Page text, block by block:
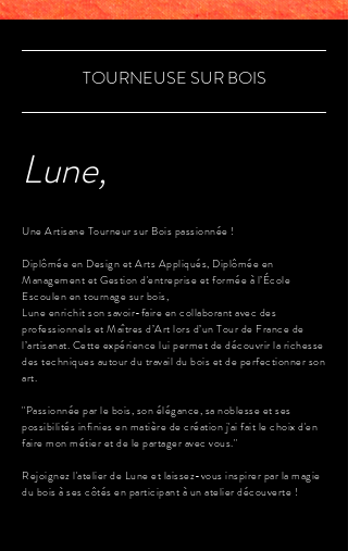
TOURNEUSE SUR BOIS
Lune,
Une Artisane Tourneur sur Bois passionnée !
Diplômée en Design et Arts Appliqués, Diplômée en
Management et Gestion d'entreprise et formée à l’École
Escoulen en tournage sur bois,
Lune enrichit son savoir-faire en collaborant avec des
professionnels et Maîtres d’Art lors d’un Tour de France de
l’artisanat. Cette expérience lui permet de découvrir la richesse
des techniques autour du travail du bois et de perfectionner son
art.
"Passionnée par le bois, son élégance, sa noblesse et ses
possibilités infinies en matière de création j'ai fait le choix d'en
faire mon métier et de le partager avec vous."
Rejoignez l'atelier de Lune et laissez-vous inspirer par la magie
du bois à ses côtés en participant à un atelier découverte !